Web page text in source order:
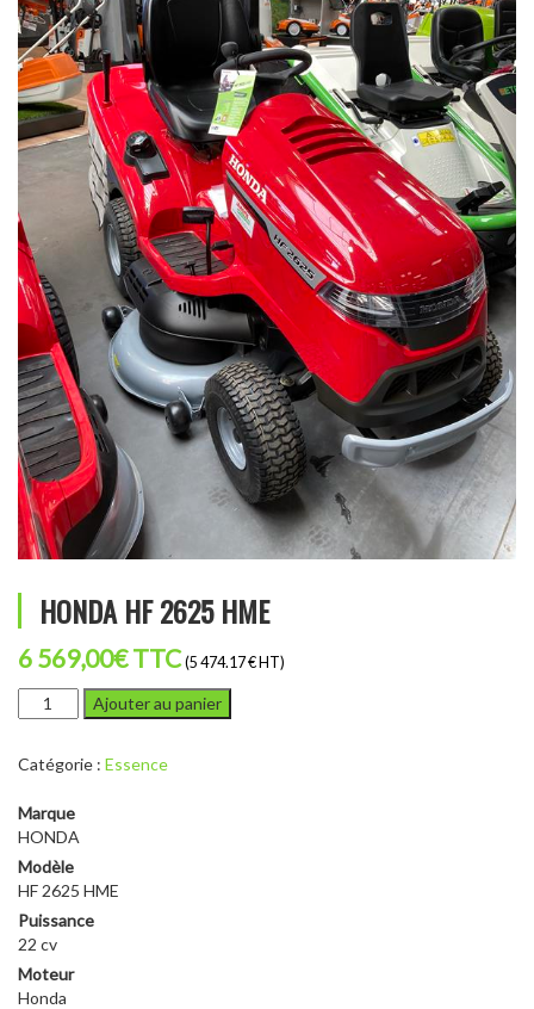
HONDA HF 2625 HME
6 569,00€TTC (5 474.17 € HT)
quantité
de
HF
HME
Ajouter au panier
Catégorie : Essence
Marque
HONDA
Modèle
HF 2625 HME
Puissance
22 cv
Moteur
Honda